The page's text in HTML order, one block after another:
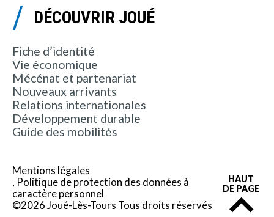
DÉCOUVRIR JOUÉ
Fiche d’identité
Vie économique
Mécénat et partenariat
Nouveaux arrivants
Relations internationales
Développement durable
Guide des mobilités
Mentions légales
Politique de protection des données à
caractère personnel
©2026 Joué-Lès-Tours Tous droits réservés
HAUT
DE PAGE